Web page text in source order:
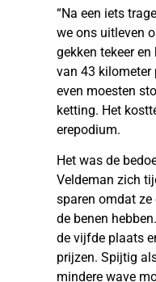
“Na een iets
we ons uitleven
gekken tekeer
van 43 kilometer
even moesten
ketting. Het
erepodium.
Het was de
Veldeman zich
sparen omdat
de benen
de vijfde plaats
prijzen. Spijtig
mindere wave